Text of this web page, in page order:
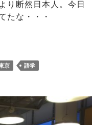
り断然日本人。今日
たな・・・
聞いたフランスのウ
京 語学